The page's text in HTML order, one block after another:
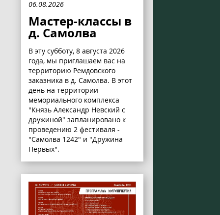
06.08.2026
Мастер-классы в
д. Самолва
В эту субботу, 8 августа 2026
года, мы приглашаем вас на
территорию Ремдовского
заказника в д. Самолва. В этот
день на территории
мемориального комплекса
"Князь Александр Невский с
дружиной" запланировано к
проведению 2 фестиваля -
"Самолва 1242" и "Дружина
Первых".